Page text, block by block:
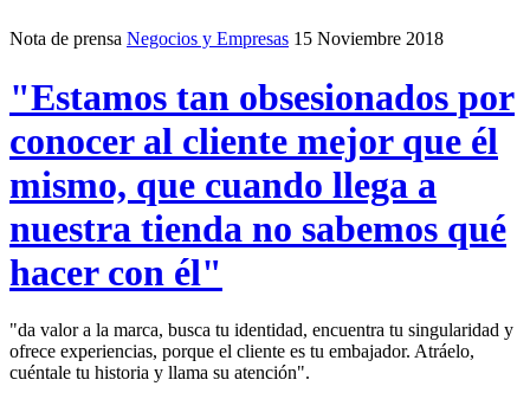
Nota de prensa Negocios y Empresas 15 Noviembre 2018
"Estamos tan obsesionados por
conocer al cliente mejor que él
mismo, que cuando llega a
nuestra tienda no sabemos qué
hacer con él"
"da valor a la marca, busca tu identidad, encuentra tu singularidad y
ofrece experiencias, porque el cliente es tu embajador. Atráelo,
cuéntale tu historia y llama su atención".